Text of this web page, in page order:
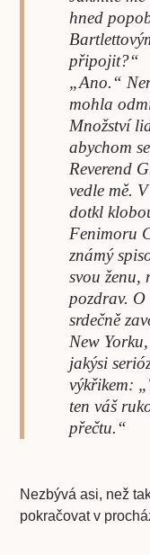
hned
připojit?“
„Ano.“
mohla
Množství
abychom
Reverend
vedle mě.
dotkl
Fenimoru
známý
svou ženu,
pozdrav. O
srdečně
New
jakýsi
výkřikem:
ten váš
přečtu.“
Nezbývá asi, než
pokračovat v